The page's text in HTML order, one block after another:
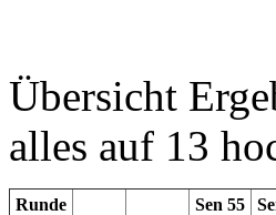
Übersicht
alles auf 13
Runde Sen 55